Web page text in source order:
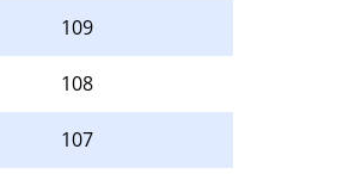
109
108
107